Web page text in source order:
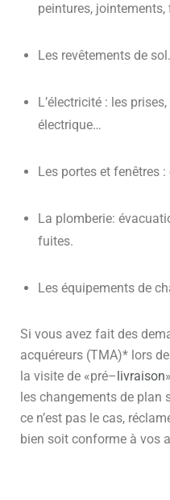
peintures,
Les revêtements de sol.
L’électricité : les
électrique…
Les portes et fenêtres
La plomberie:
fuites.
Les équipements de
Si vous avez fait des
acquéreurs (TMA)* lors
la visite de «pré–livraison
les changements de plan
ce n’est pas le cas,
bien soit conforme à vos